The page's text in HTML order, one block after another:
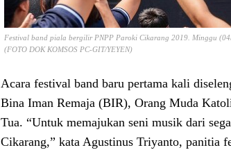
Festival band piala bergilir PNPP Paroki Cikarang 2019. Minggu
(FOTO DOK KOMSOS PC-GIT/YEYEN)
Acara festival band baru pertama kali
Bina Iman Remaja (BIR), Orang Muda
Tua. “Untuk memajukan seni musik dari
Cikarang,” kata Agustinus Triyanto, panitia